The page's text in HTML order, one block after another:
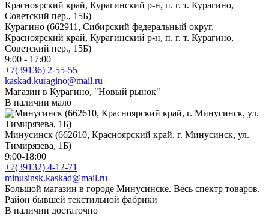
Курагино (662911, Сибирский федеральный округ,
Красноярский край, Курагинский р-н, п. г. т. Курагино,
Советский пер., 15Б)
9:00 - 17:00
+7(39136) 2-55-55
kaskad.kuragino@mail.ru
Магазин в Курагино, "Новый рынок"
В наличии мало
Минусинск (662610, Красноярский край, г. Минусинск, ул.
Тимирязева, 1Б)
9:00-18:00
+7(39132) 4-12-71
minusinsk.kaskad@mail.ru
Большой магазин в городе Минусинске. Весь спектр товаров.
Район бывшей текстильной фабрики
В наличии достаточно